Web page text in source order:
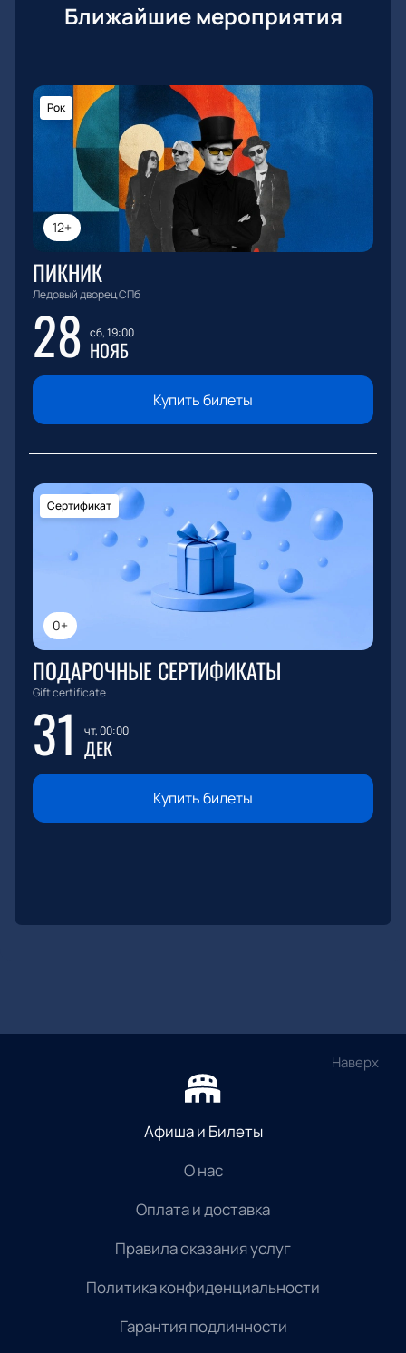
Ближайшие мероприятия
12+
Рок
ПИКНИК
Ледовый дворец СПб
28 сб, 19:00
НОЯБ
Купить билеты
0+
Сертификат
ПОДАРОЧНЫЕ СЕРТИФИКАТЫ
Gift certificate
31 чт, 00:00
ДЕК
Купить билеты
Наверх
Афиша и Билеты
О нас
Оплата и доставка
Правила оказания услуг
Политика конфиденциальности
Гарантия подлинности